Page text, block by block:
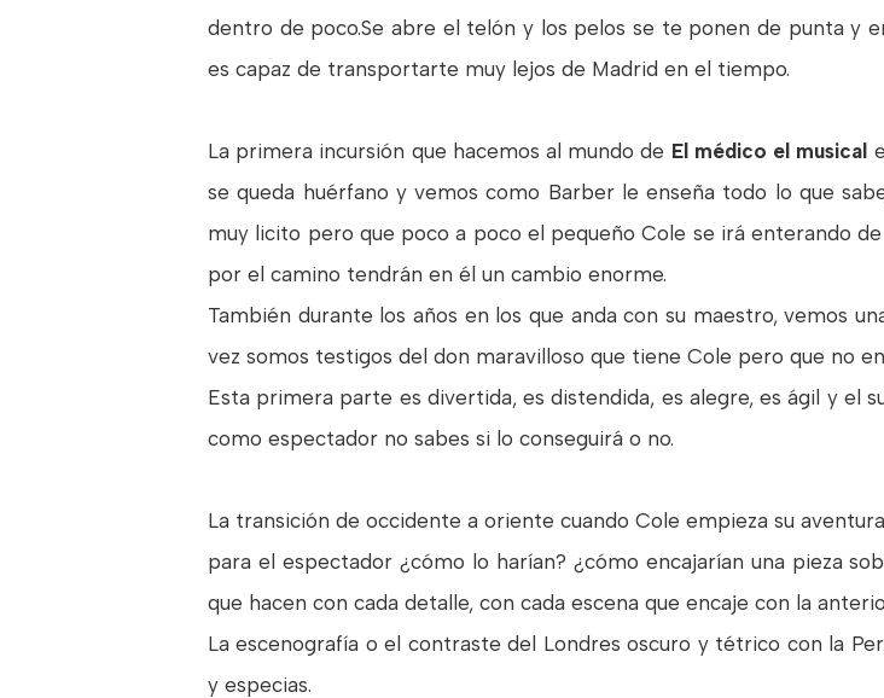
dentro de poco.Se abre el telón y los pelos se te ponen de punta y
es capaz de transportarte muy lejos de Madrid en el tiempo.
La primera incursión que hacemos al mundo de El médico el musical
se queda huérfano y vemos como Barber le enseña todo lo que
muy licito pero que poco a poco el pequeño Cole se irá enterando
por el camino tendrán en él un cambio enorme.
También durante los años en los que anda con su maestro, vemos
vez somos testigos del don maravilloso que tiene Cole pero que no
Esta primera parte es divertida, es distendida, es alegre, es ágil y el
como espectador no sabes si lo conseguirá o no.
La transición de occidente a oriente cuando Cole empieza su
para el espectador ¿cómo lo harían? ¿cómo encajarían una pieza
que hacen con cada detalle, con cada escena que encaje con la
La escenografía o el contraste del Londres oscuro y tétrico con la
y especias.